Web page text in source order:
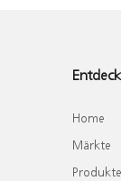
Home
Märkte
Produkte